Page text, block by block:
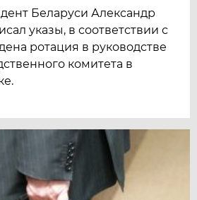
Беларуси Александр
указы, в соответствии с
ротация в руководстве
комитета в